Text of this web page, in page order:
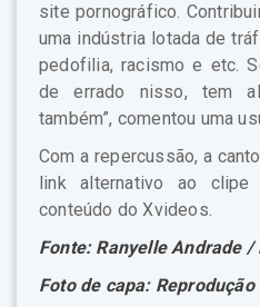
site pornográfico.
uma indústria lotada de
pedofilia, racismo e etc.
de errado nisso, tem
também”, comentou uma
Com a repercussão, a
link alternativo ao
conteúdo do Xvideos.
Fonte: Ranyelle Andrade
Foto de capa: